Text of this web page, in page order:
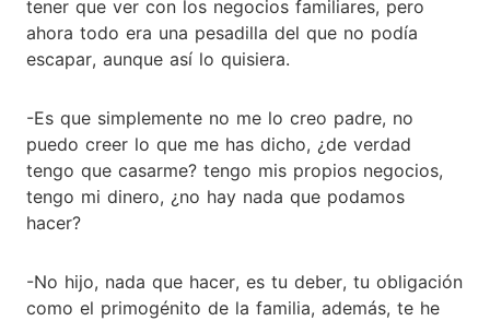
tener que ver con los negocios familiares, pero
ahora todo era una pesadilla del que no podía
escapar, aunque así lo quisiera.
-Es que simplemente no me lo creo padre, no
puedo creer lo que me has dicho, ¿de verdad
tengo que casarme? tengo mis propios negocios,
tengo mi dinero, ¿no hay nada que podamos
hacer?
-No hijo, nada que hacer, es tu deber, tu obligación
como el primogénito de la familia, además, te he